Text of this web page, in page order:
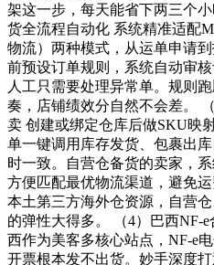
架这一步，每天能省下两三个
货全流程自动化 系统精准适配
物流）两种模式，从运单申请
前预设订单规则，系统自动审
人工只需要处理异常单。规则
奏，店铺绩效分自然不会差。
卖 创建或绑定仓库后做SKU映
单一键调用库存发货、包裹出
时一致。自营仓备货的卖家，
方便匹配最优物流渠道，避免
本土第三方海外仓资源，自营
的弹性大得多。 （4）巴西NF-
西作为美客多核心站点，NF-e
开票根本发不出货。妙手深度